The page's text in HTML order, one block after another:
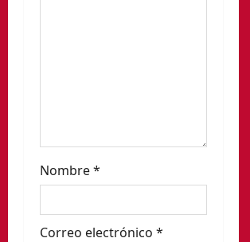
a
s
Nombre*
Correo electrónico *